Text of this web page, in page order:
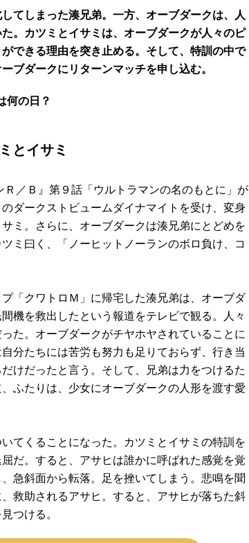
てしまった湊兄弟。一方、オーブダークは、人
。カツミとイサミは、オーブダークが人々のピ
できる理由を突き止める。そして、特訓の中で
ブダークにリターンマッチを申し込む。
何の日？
とイサミ
／Ｂ』第９話「ウルトラマンの名のもとに」が
ダークストビュームダイナマイトを受け、変身
ミ。さらに、オーブダークは湊兄弟にとどめを
ミ曰く、「ノーヒットノーランのボロ負け、コ
「クワトロＭ」に帰宅した湊兄弟は、オーブダ
機を救出したという報道をテレビで観る。人々
た。オーブダークがチヤホヤされていることに
分たちには苦労も努力も足りておらず、行き当
けだったと言う。そして、兄弟は力をつけるた
ふたりは、少女にオーブダークの人形を渡す愛
てくることになった。カツミとイサミの特訓を
だ。すると、アサヒは誰かに呼ばれた感覚を覚
急斜面から転落。足を挫いてしまう。悲鳴を聞
救助されるアサヒ。すると、アサヒが落ちた斜
つける。